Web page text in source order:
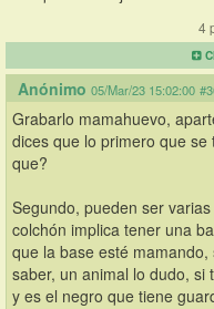
4
Anónimo 05/Mar/23 15:02:00
Grabarlo mamahuevo,
dices que lo primero que
que?
Segundo, pueden ser
colchón implica tener una
que la base esté
saber, un animal lo dudo,
y es el negro que tiene